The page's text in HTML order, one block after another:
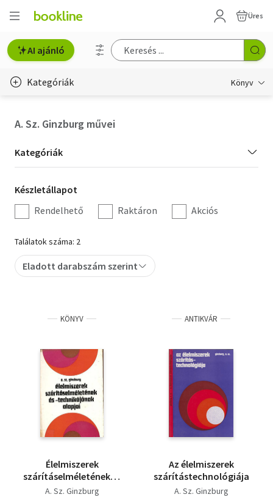
Üres
AI ajánló
Kategóriák Könyv
Hobbi, szabadidő
Irodalom
Művészet
Szakkönyv
Tankönyv, segédkönyv
Társadalomtudomány
Természettudomány
Történelem
A. Sz. Ginzburg művei
Kategória
szűrés
Kategóriák
Készletállapot
szűrés
Készletállapot
Rendelhető
Raktáron Akciós
Találatok száma: 2
Eladott darabszám szerint
KÖNYV
Élelmiszerek
szárításelméletének és
-technikájának alapjai
A. Sz. Ginzburg
ANTIKVÁR
Az élelmiszerek
szárítástechnológiája
A. Sz. Ginzburg